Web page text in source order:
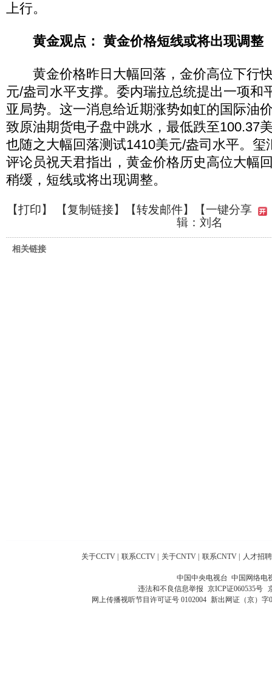
上行。
黄金观点： 黄金价格短线或将出现调整
黄金价格昨日大幅回落，金价高位下行
元/盎司水平支撑。委内瑞拉总统提出一项和
亚局势。这一消息给近期涨势如虹的国际油
致原油期货电子盘中跳水，最低跌至100.37
也随之大幅回落测试1410美元/盎司水平。玺
评论员祝天君指出，黄金价格历史高位大幅
稍缓，短线或将出现调整。
【打印】 【复制链接】【转发邮件】
【一键分享
辑：刘名
相关链接
关于CCTV 联系CCTV 关于CNTV 联系CNTV 人才招聘
中国中央电视台 中国网络电
违法和不良信息举报 京ICP证060535号
网上传播视听节目许可证号 0102004 新出网证（京）